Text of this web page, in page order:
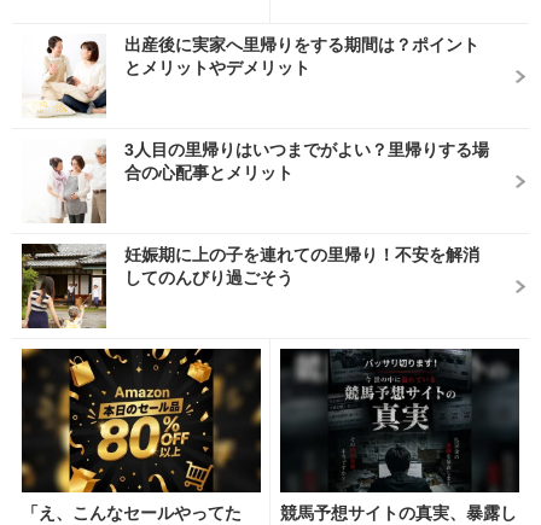
出産後に実家へ里帰りをする期間は？ポイント
とメリットやデメリット
3人目の里帰りはいつまでがよい？里帰りする場
合の心配事とメリット
妊娠期に上の子を連れての里帰り！不安を解消
してのんびり過ごそう
「え、こんなセールやってた
競馬予想サイトの真実、暴露し